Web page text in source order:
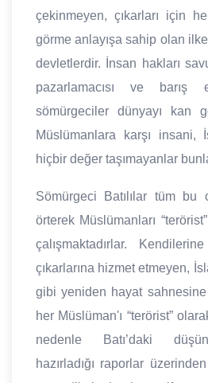
çekinmeyen, çıkarları için
görme anlayışa sahip olan
devletlerdir. İnsan hakları
pazarlamacısı ve
sömürgeciler dünyayı kan
Müslümanlara karşı insani,
hiçbir değer taşımayanlar
Sömürgeci Batılılar tüm bu
örterek Müslümanları
çalışmaktadırlar.
çıkarlarına hizmet etmeyen,
gibi yeniden hayat
her Müslüman'ı “terörist”
nedenle Batı’daki
hazırladığı raporlar üzerinden